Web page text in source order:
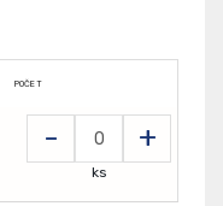
POČET
- +
ks